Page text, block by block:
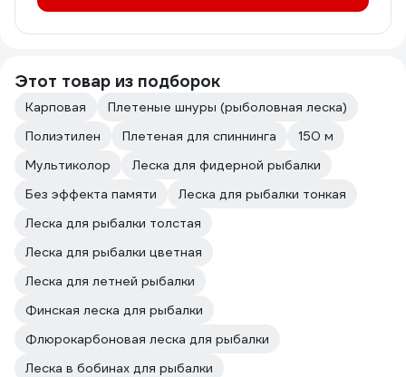
Этот товар из подборок
Карповая
Плетеные шнуры (рыболовная леска)
Полиэтилен
Плетеная для спиннинга
150 м
Мультиколор
Леска для фидерной рыбалки
Без эффекта памяти
Леска для рыбалки тонкая
Леска для рыбалки толстая
Леска для рыбалки цветная
Леска для летней рыбалки
Финская леска для рыбалки
Флюрокарбоновая леска для рыбалки
Леска в бобинах для рыбалки